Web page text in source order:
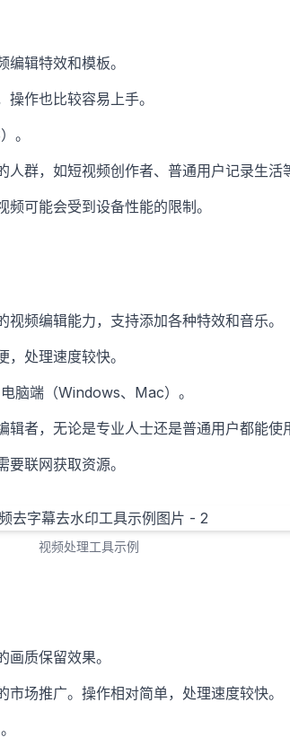
辑特效和模板。
作也比较容易上手。
。
群，如短视频创作者、普通用户记录生活
可能会受到设备性能的限制。
频编辑能力，支持添加各种特效和音乐。
处理速度较快。
脑端（Windows、Mac）。
者，无论是专业人士还是普通用户都能使
联网获取资源。
视频处理工具示例
质保留效果。
场推广。操作相对简单，处理速度较快。